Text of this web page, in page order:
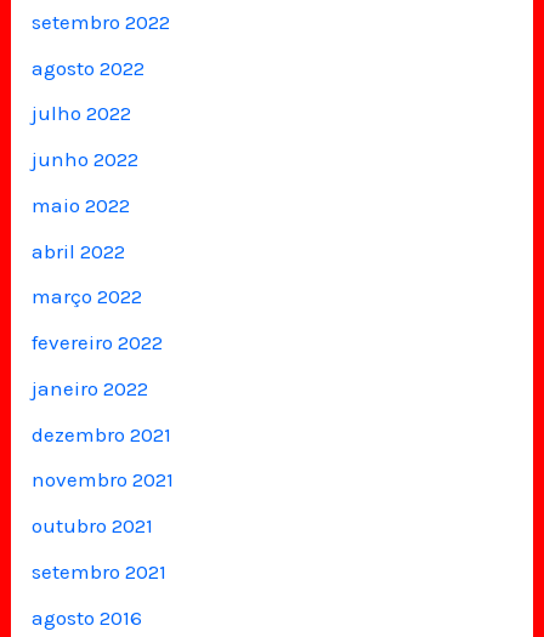
setembro 2022
agosto 2022
julho 2022
junho 2022
maio 2022
abril 2022
março 2022
fevereiro 2022
janeiro 2022
dezembro 2021
novembro 2021
outubro 2021
setembro 2021
agosto 2016